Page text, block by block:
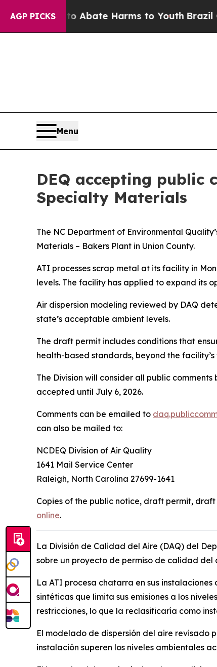
AGP PICKS
Fund to Abate Harms to YouthBrazil Gives
Menu
DEQ accepting
Specialty Materials
The NC Department of Environmental
Materials – Bakers Plant in Union County.
ATI processes scrap metal at its facility in
levels. The facility has applied to expand its
Air dispersion modeling reviewed by DAQ
state’s acceptable ambient levels.
The draft permit includes conditions that
health-based standards, beyond the
The Division will consider all public
accepted until July 6, 2026.
Comments can be emailed to
can also be mailed to:
NCDEQ Division of Air Quality
1641 Mail Service Center
Raleigh, North Carolina 27699-1641
Copies of the public notice, draft permit,
online.
La División de Calidad del Aire (DAQ) del
sobre un proyecto de permiso de calidad
La ATI procesa chatarra en sus
sintéticas que limita sus emisiones a los
restricciones, lo que la reclasificaría como
El modelado de dispersión del aire revisado
instalación superen los niveles ambientales